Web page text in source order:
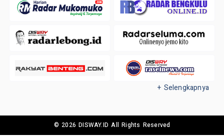
+ Selengkapnya
© 2026 DISWAY.ID All Rights Reserved